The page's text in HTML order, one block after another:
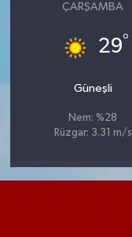
ÇARŞAMBA
29°
Güneşli
Nem: %28
Rüzgar: 3.31 m/s